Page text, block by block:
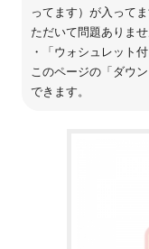
ってます）が入って
ただいて問題ありませ
・「ウォシュレット
このページの「ダウ
できます。